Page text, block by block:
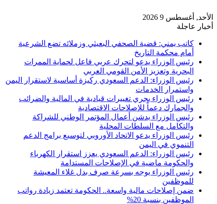
الأحد, أغسطس 9 2026
أخبار عاجلة
كاتب يمني: قضية الصحفي البعيثي وزملائه تضع الشرعية
أمام محكمة التاريخ
رئيس الوزراء يدعو لتحرك عربي فاعل لحماية الممرات
البحرية وتعزيز الأمن القومي العربي
رئيس الوزراء: الدعم السعودي ركيزة أساسية لاستقرار اليمن
واستمرار الخدمات
رئيس الوزراء يجري تغييرات قيادية في المالية والضرائب
والجمارك دعماً للإصلاحات الاقتصادية
رئيس الوزراء يدشن أعمال المؤتمر الوطني للشراكة
والتكامل مع السلطات المحلية
رئيس الوزراء يدعو الاتحاد الأوروبي لتوسيع برامج الدعم
التنموي في اليمن
رئيس الوزراء: الدعم السعودي يعزز استقرار الكهرباء
والحكومة ماضية في الإصلاحات المستدامة
رئيس الوزراء يوجه بسرعة صرف بدل غلاء المعيشة
للموظفين
ضمن إصلاحات مالية واسعة.. الحكومة تعتمد زيادة رواتب
الموظفين بنسبة 20%